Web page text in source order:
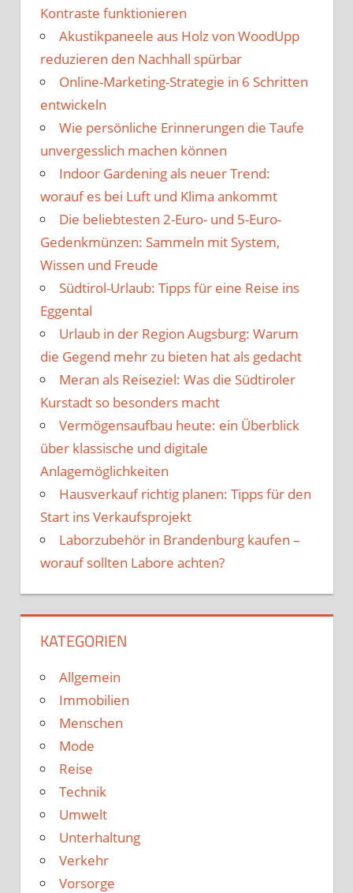
Kontraste funktionieren
Akustikpaneele aus Holz von WoodUpp
reduzieren den Nachhall spürbar
Online-Marketing-Strategie in 6 Schritten
entwickeln
Wie persönliche Erinnerungen die Taufe
unvergesslich machen können
Indoor Gardening als neuer Trend:
worauf es bei Luft und Klima ankommt
Die beliebtesten 2-Euro- und 5-Euro-
Gedenkmünzen: Sammeln mit System,
Wissen und Freude
Südtirol-Urlaub: Tipps für eine Reise ins
Eggental
Urlaub in der Region Augsburg: Warum
die Gegend mehr zu bieten hat als gedacht
Meran als Reiseziel: Was die Südtiroler
Kurstadt so besonders macht
Vermögensaufbau heute: ein Überblick
über klassische und digitale
Anlagemöglichkeiten
Hausverkauf richtig planen: Tipps für den
Start ins Verkaufsprojekt
Laborzubehör in Brandenburg kaufen –
worauf sollten Labore achten?
KATEGORIEN
Allgemein
Immobilien
Menschen
Mode
Reise
Technik
Umwelt
Unterhaltung
Verkehr
Vorsorge